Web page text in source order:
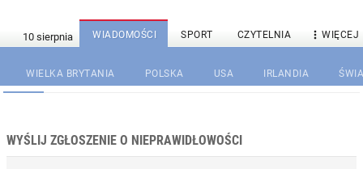
WIADOMOŚCI SPORT CZYTELNIA  WIĘCEJ
WIELKA BRYTANIA POLSKA USA IRLANDIA
WYŚLIJ ZGŁOSZENIE O NIEPRAWIDŁOWOŚCI